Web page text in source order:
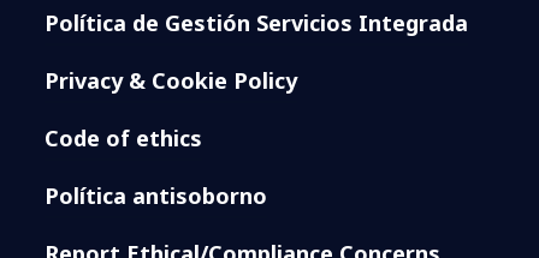
Política de Gestión Servicios Integrada
Privacy & Cookie Policy
Code of ethics
Política antisoborno